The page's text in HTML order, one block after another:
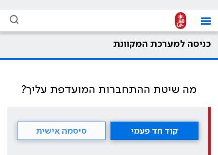
כניסה למערכת המקוונת
מה שיטת ההתחברות המועדפת עליך?
קוד חד פעמי סיסמה אישית